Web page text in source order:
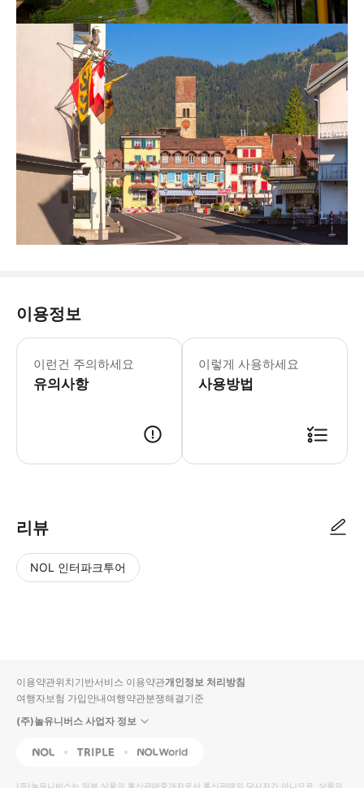
이용정보
이런건 주의하세요
유의사항
이렇게 사용하세요
사용방법
리뷰
NOL 인터파크투어
입니
다.
높
동
순
상
이용약관위치기반서비스 이용약관개인정보 처리방침
여행자보험 가입안내여행약관분쟁해결기준
(주)놀유니버스 사업자 정보
NOL Triple Interpark Global
(주)놀유니버스는 일부 상품의 통신판매중개자로서 통신판매의 당사자가 아니므로, 상품의